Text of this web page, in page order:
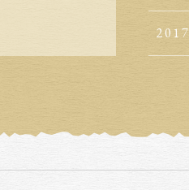
2017